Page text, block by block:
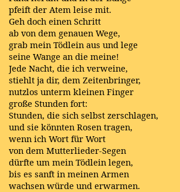
pfeift der Atem leise mit.
Geh doch einen Schritt
ab von dem genauen Wege,
grab mein Tödlein aus und lege
seine Wange an die meine!
Jede Nacht, die ich verweine,
stiehlt ja dir, dem Zeitenbringer,
nutzlos unterm kleinen Finger
große Stunden fort:
Stunden, die sich selbst zerschlagen,
und sie könnten Rosen tragen,
wenn ich Wort für Wort
von dem Mutterlieder-Segen
dürfte um mein Tödlein legen,
bis es sanft in meinen Armen
wachsen würde und erwarmen.